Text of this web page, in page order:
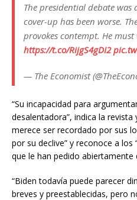
The presidential debate
cover-­up has been worse.
provokes contempt. He
https://t.co/RijgS4gDI2
— The Economist
“Su incapacidad para
desalentadora”, indica la
merece ser recordado por sus
por su declive” y reconoce a
que le han pedido abiertamente
“Biden todavía puede parecer
breves y preestablecidas, pero